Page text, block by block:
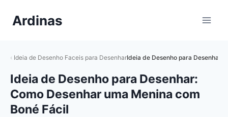
paraArdinas
Ideia de Desenho Faceis para DesenharIdeia de Desenho para Desenhar:
Ideia de Desenho para Desenhar:
Como Desenhar uma Menina com
Boné Fácil